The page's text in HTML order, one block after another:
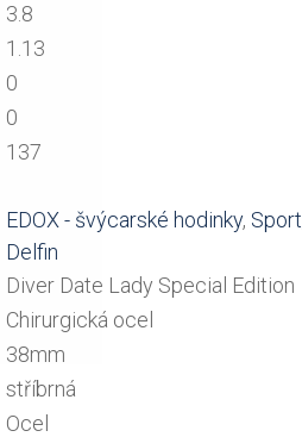
3.8
1.13
0
0
137
EDOX - švýcarské hodinky, Sport
Delfin
Diver Date Lady Special Edition
Chirurgická ocel
38mm
stříbrná
Ocel